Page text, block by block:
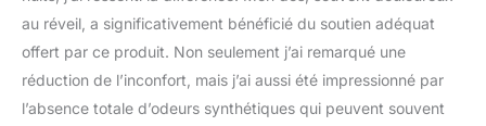
moyenne Matelas gratuit
dans toute l'Italie. Le
surmatelas est livré
enroulé
au réveil, a significativement bénéficié du soutien adéquat
offert par ce produit. Non seulement j’ai remarqué une
réduction de l’inconfort, mais j’ai aussi été impressionné par
l’absence totale d’odeurs synthétiques qui peuvent souvent